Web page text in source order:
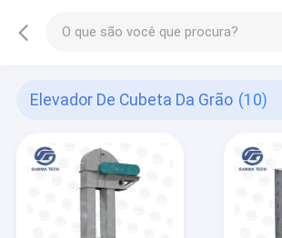
Elevador De Cubeta Da Grão (10)